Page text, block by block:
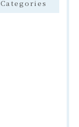
Categories